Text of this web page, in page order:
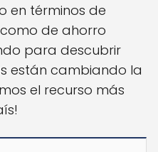
en términos de
de ahorro
para descubrir
están cambiando la
el recurso más